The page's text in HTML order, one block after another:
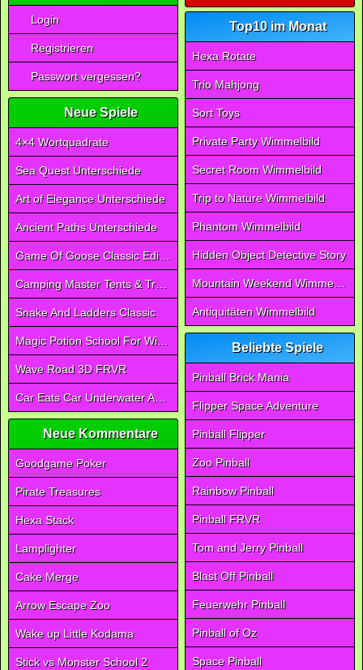
Login
Registrieren
Passwort vergessen?
Neue Spiele
4×4 Wortquadrate
Sea Quest Unterschiede
Art of Elegance Unterschiede
Ancient Paths Unterschiede
Game Of Goose Classic Edition
Camping Master Tents & Trees
Snake And Ladders Classic
Magic Potion School For Witch
Wave Road 3D FRVR
Car Eats Car Underwater Adventure FRVR
Neue Kommentare
Goodgame Poker
Pirate Treasures
Hexa Stack
Lamplighter
Cake Merge
Arrow Escape Zoo
Wake up Little Kodama
Stick vs Monster School 2
Top10 im Monat
Hexa Rotate
Trio Mahjong
Sort Toys
Private Party Wimmelbild
Secret Room Wimmelbild
Trip to Nature Wimmelbild
Phantom Wimmelbild
Hidden Object Detective Story
Mountain Weekend Wimmelbild
Antiquitäten Wimmelbild
Beliebte Spiele
Pinball Brick Mania
Flipper Space Adventure
Pinball Flipper
Zoo Pinball
Rainbow Pinball
Pinball FRVR
Tom and Jerry Pinball
Blast Off Pinball
Feuerwehr Pinball
Pinball of Oz
Space Pinball